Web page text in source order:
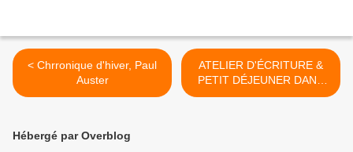
< Chrronique d'hiver, Paul
Auster
ATELIER D'ÉCRITURE &
PETIT DÉJEUNER DANS
LE MARAIS >
Hébergé par Overblog